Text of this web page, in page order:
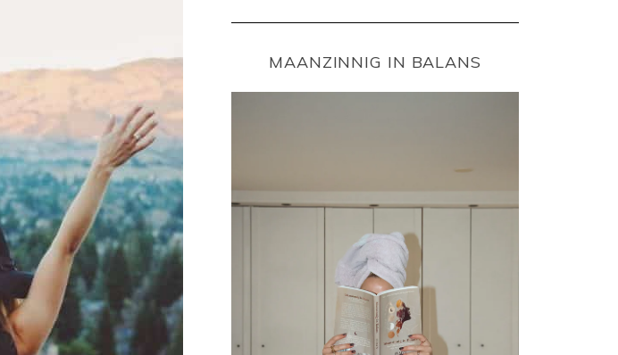
MAANZINNIG IN BALANS